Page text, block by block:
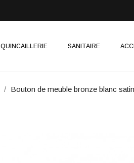
QUINCAILLERIE SANITAIRE
Bouton de meuble bronze blanc